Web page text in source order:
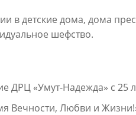
в детские дома, дома
шефство.
ДРЦ «Умут-Надежда» с 25
Вечности, Любви и